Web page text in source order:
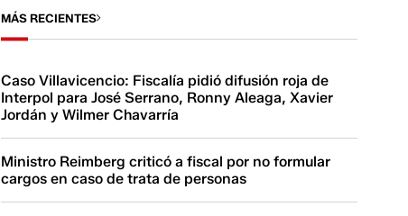
MÁS RECIENTES
Caso Villavicencio: Fiscalía pidió difusión roja de
Interpol para José Serrano, Ronny Aleaga, Xavier
Jordán y Wilmer Chavarría
Ministro Reimberg criticó a fiscal por no formular
cargos en caso de trata de personas